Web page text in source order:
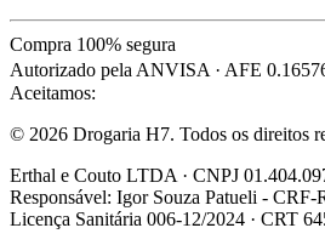
Compra 100% segura
Autorizado pela ANVISA · AFE
Aceitamos:
© 2026 Drogaria H7. Todos os direitos
Erthal e Couto LTDA · CNPJ
Responsável: Igor Souza Patueli - CRF-
Licença Sanitária 006-12/2024 · CRT